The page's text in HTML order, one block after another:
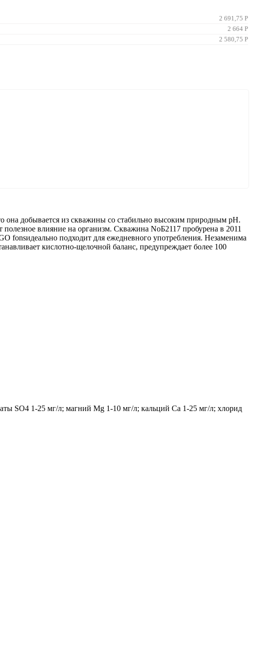
2 691,75 Р
2 664 Р
2 580,75 Р
добывается из скважины со стабильно высоким природным pH.
влияние на организм. Скважина NoБ2117 пробурена в 2011
fonsидеально подходит для ежедневного употребления. Незаменима
кислотно-щелочной баланс, предупреждает более 100
SO4 1-25 мг/л; магний Mg 1-10 мг/л; кальций Ca 1-25 мг/л; хлорид